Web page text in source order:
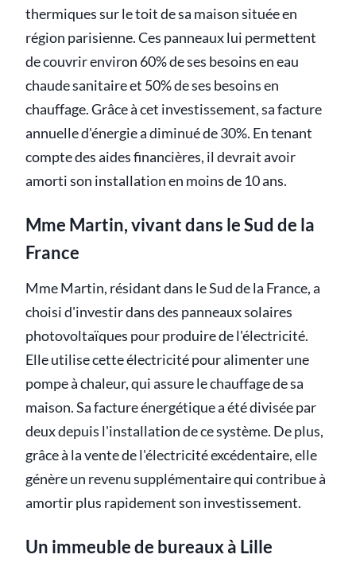
thermiques sur le toit de sa maison située en
région parisienne. Ces panneaux lui permettent
de couvrir environ 60% de ses besoins en eau
chaude sanitaire et 50% de ses besoins en
chauffage. Grâce à cet investissement, sa facture
annuelle d'énergie a diminué de 30%. En tenant
compte des aides financières, il devrait avoir
amorti son installation en moins de 10 ans.
Mme Martin, vivant dans le Sud de la
France
Mme Martin, résidant dans le Sud de la France, a
choisi d'investir dans des panneaux solaires
photovoltaïques pour produire de l'électricité.
Elle utilise cette électricité pour alimenter une
pompe à chaleur, qui assure le chauffage de sa
maison. Sa facture énergétique a été divisée par
deux depuis l'installation de ce système. De plus,
grâce à la vente de l'électricité excédentaire, elle
génère un revenu supplémentaire qui contribue à
amortir plus rapidement son investissement.
Un immeuble de bureaux à Lille